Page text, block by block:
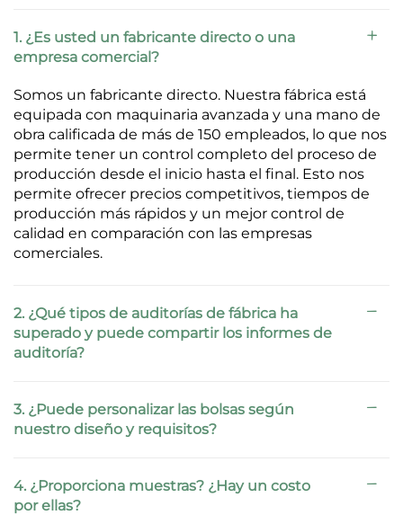
1. ¿Es usted un fabricante directo o una
empresa comercial?
Somos un fabricante directo. Nuestra fábrica está
equipada con maquinaria avanzada y una mano de
obra calificada de más de 150 empleados, lo que nos
permite tener un control completo del proceso de
producción desde el inicio hasta el final. Esto nos
permite ofrecer precios competitivos, tiempos de
producción más rápidos y un mejor control de
calidad en comparación con las empresas
comerciales.
2. ¿Qué tipos de auditorías de fábrica ha
superado y puede compartir los informes de
auditoría?
3. ¿Puede personalizar las bolsas según
nuestro diseño y requisitos?
4. ¿Proporciona muestras? ¿Hay un costo
por ellas?